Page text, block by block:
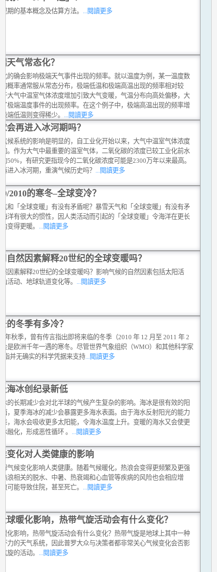
期的基本概念及估算方法。 ...閱讀更多
天气常态化？
的确会影响极端天气事件出现的频率。就以温度为例，某一温度数
概率通常服从常态分布，极端低温和极端高温出现的频率相对较
大气中温室气体浓度增加引致大气变暖，气温分布向高处偏移，大
极端温度事件的出现频率。在这个例子中，极端高温出现的频率增
端低温则变得稀少。
...閱讀更多
会再进入冰河期吗？
候系统的影响是明显的，自工业化开始以来，大气中温室气体浓度
。作为大气中最重要的温室气体，二氧化碳的浓度已较工业化前水
50%，有研究更指现今的二氧化碳浓度可能是2300万年以来最高。
进入冰河期，重演气候历史吗？ ...閱讀更多
2010的寒冬–全球变冷？
和「全球变暖」有没有矛盾呢？暴雪天气和「全球变暖」有没有矛
洋有很大的惯性，因人类活动而引起的「全球变暖」令海洋在更长
变得更暖。
...閱讀更多
自然因素解释20世纪的全球变暖吗？
因素解释20世纪的全球变暖吗？影响气候的自然因素包括太阳活
活动、地球轨道变化等。 ...閱讀更多
的冬季有多冷？
年秋季，曾有传言指出即将来临的冬季（2010 年 12 月至 2011 年 2
是欧洲千年一遇的寒冬。尽管世界气象组织（WMO）和其他科学家
指并无确实的科学凭据来支持...閱讀更多
海冰创纪录新低
的长期减少会对北半球的气候产生复杂的影响。海冰是很有效的阳
，夏季海冰的减少会暴露更多海水表面。由于海水反射阳光的能力
，海水会吸收更多太阳能，令海水温度上升。变暖的海水又会使更
融化，形成恶性循环 。
...閱讀更多
变化对人类健康的影响
气候变化影响人类健康。随着气候暖化，热浪会变得更频繁及更强
浪相关的脱水、中暑、热衰竭和心血管等疾病的风险也会相应增
可能导致住院，甚至死亡。 ...閱讀更多
球暖化影响，热带气旋活动会有什么变化？
化影响，热带气旋活动会有什么变化？热带气旋是地球上其中一种
力的天气系统，因此普罗大众与决策者都非常关心气候变化会否影
旋的活动。
...閱讀更多